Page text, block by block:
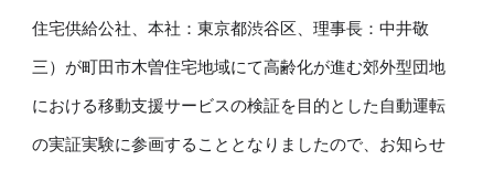
住宅供給公社、本社：東京都渋谷区、理事長：中井敬
三）が町田市木曽住宅地域にて高齢化が進む郊外型団地
における移動支援サービスの検証を目的とした自動運転
の実証実験に参画することとなりましたので、お知らせ